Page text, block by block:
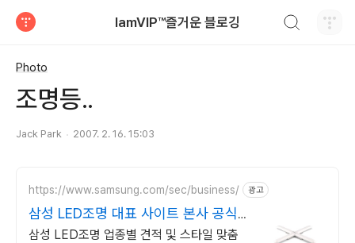
IamVIP™즐거운 블로깅
Photo
조명등..
Jack Park 2007. 2. 16. 15:03
https://www.samsung.com/sec/business/ 광고
삼성 LED조명 대표 사이트 본사 공식
운영 견적문의
삼성 LED조명 업종별 견적 및 스타일 맞춤